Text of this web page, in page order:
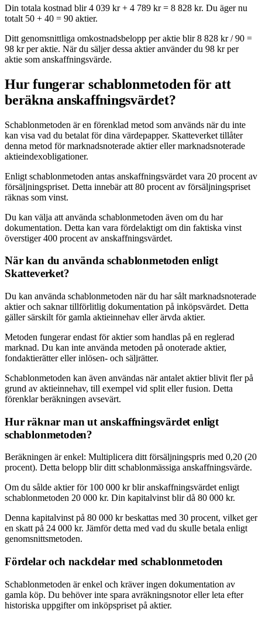
Din totala kostnad blir 4 039 kr + 4 789 kr = 8 828 kr. Du äger nu
totalt 50 + 40 = 90 aktier.
Ditt genomsnittliga omkostnadsbelopp per aktie blir 8 828 kr / 90 =
98 kr per aktie. När du säljer dessa aktier använder du 98 kr per
aktie som anskaffningsvärde.
Hur fungerar schablonmetoden för att
beräkna anskaffningsvärdet?
Schablonmetoden är en förenklad metod som används när du inte
kan visa vad du betalat för dina värdepapper. Skatteverket tillåter
denna metod för marknadsnoterade aktier eller marknadsnoterade
aktieindexobligationer.
Enligt schablonmetoden antas anskaffningsvärdet vara 20 procent av
försäljningspriset. Detta innebär att 80 procent av försäljningspriset
räknas som vinst.
Du kan välja att använda schablonmetoden även om du har
dokumentation. Detta kan vara fördelaktigt om din faktiska vinst
överstiger 400 procent av anskaffningsvärdet.
När kan du använda schablonmetoden enligt
Skatteverket?
Du kan använda schablonmetoden när du har sålt marknadsnoterade
aktier och saknar tillförlitlig dokumentation på inköpsvärdet. Detta
gäller särskilt för gamla aktieinnehav eller ärvda aktier.
Metoden fungerar endast för aktier som handlas på en reglerad
marknad. Du kan inte använda metoden på onoterade aktier,
fondaktierätter eller inlösen- och säljrätter.
Schablonmetoden kan även användas när antalet aktier blivit fler på
grund av aktieinnehav, till exempel vid split eller fusion. Detta
förenklar beräkningen avsevärt.
Hur räknar man ut anskaffningsvärdet enligt
schablonmetoden?
Beräkningen är enkel: Multiplicera ditt försäljningspris med 0,20 (20
procent). Detta belopp blir ditt schablonmässiga anskaffningsvärde.
Om du sålde aktier för 100 000 kr blir anskaffningsvärdet enligt
schablonmetoden 20 000 kr. Din kapitalvinst blir då 80 000 kr.
Denna kapitalvinst på 80 000 kr beskattas med 30 procent, vilket ger
en skatt på 24 000 kr. Jämför detta med vad du skulle betala enligt
genomsnittsmetoden.
Fördelar och nackdelar med schablonmetoden
Schablonmetoden är enkel och kräver ingen dokumentation av
gamla köp. Du behöver inte spara avräkningsnotor eller leta efter
historiska uppgifter om inköpspriset på aktier.